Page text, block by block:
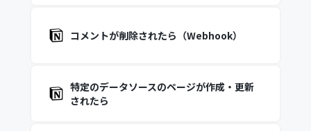
コメントが削除されたら（Webhook）
特定のデータソースのページが作成・更新
されたら